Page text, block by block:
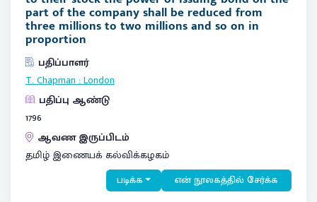
part of the company shall be reduced from
three millions to two millions and so on in
proportion
பதிப்பாளர்
T. Chapman:London
பதிப்பு ஆண்டு
1796
ஆவண இருப்பிடம்
தமிழ் இணையக் கல்விக்கழகம்
படிக்க என் நூலகத்தில் சேர்க்க